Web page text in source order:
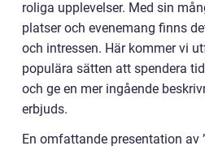
roliga upplevelser. Med sin
platser och evenemang finns
och intressen. Här kommer vi
populära sätten att spendera
och ge en mer ingående
erbjuds.
En omfattande presentation av